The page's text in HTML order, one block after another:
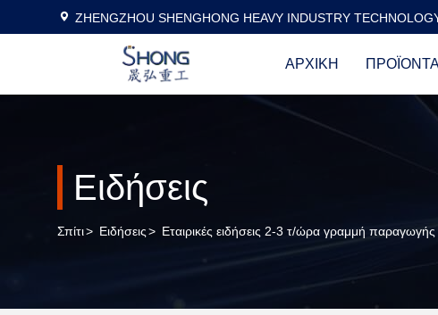
ZHENGZHOU SHENGHONG HEAVY INDUSTRY
ΑΡΧΙΚΉ
Ειδήσεις
Σπίτι> Ειδήσεις> Εταιρικές ειδήσεις 2-3 τ/ώρα γραμμή